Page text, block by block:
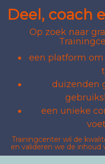
Deel, coach
Op zoek naar
een platform
duizenden
een unieke
Trainingcenter wil de
en valideren we de inhoud